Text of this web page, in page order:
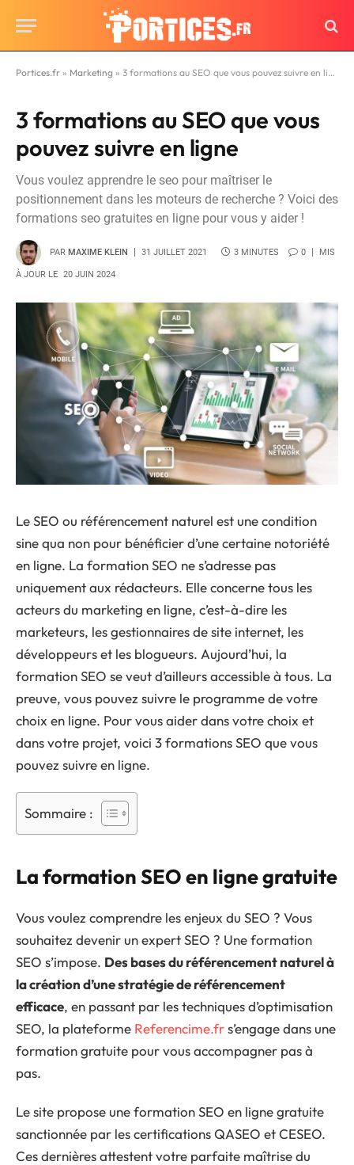
Portices.fr » Marketing » 3 formations au SEO que vous pouvez suivre en ligne
3 formations au SEO que vous
pouvez suivre en ligne
Vous voulez apprendre le seo pour maîtriser le
positionnement dans les moteurs de recherche ? Voici des
formations seo gratuites en ligne pour vous y aider !
PAR MAXIME KLEIN 31 JUILLET 2021 3 MINUTES 0 MIS
À JOUR LE 20 JUIN 2024
Le SEO ou référencement naturel est une condition
sine qua non pour bénéficier d’une certaine notoriété
en ligne. La formation SEO ne s’adresse pas
uniquement aux rédacteurs. Elle concerne tous les
acteurs du marketing en ligne, c’est-à-dire les
marketeurs, les gestionnaires de site internet, les
développeurs et les blogueurs. Aujourd’hui, la
formation SEO se veut d’ailleurs accessible à tous. La
preuve, vous pouvez suivre le programme de votre
choix en ligne. Pour vous aider dans votre choix et
dans votre projet, voici 3 formations SEO que vous
pouvez suivre en ligne.
Sommaire :
La formation SEO en ligne gratuite
Vous voulez comprendre les enjeux du SEO ? Vous
souhaitez devenir un expert SEO ? Une formation
SEO s’impose. Des bases du référencement naturel à
la création d’une stratégie de référencement
efficace, en passant par les techniques d’optimisation
SEO, la plateforme Referencime.frs’engage dans une
formation gratuite pour vous accompagner pas à
pas.
Le site propose une formation SEO en ligne gratuite
sanctionnée par les certifications QASEO et CESEO.
Ces dernières attestent votre parfaite maîtrise du